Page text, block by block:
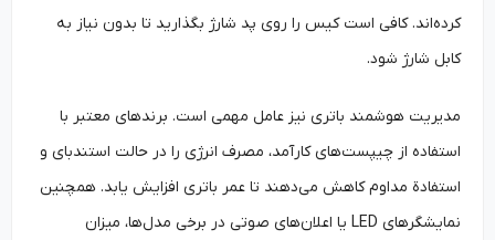
کرده‌اند. کافی است کیس را روی پد شارژ بگذارید تا بدون نیاز به
کابل شارژ شود.
مدیریت هوشمند باتری نیز عامل مهمی است. برندهای معتبر با
استفاده از چیپست‌های کارآمد، مصرف انرژی را در حالت استندبای و
استفادة مداوم کاهش می‌دهند تا عمر باتری افزایش یابد. همچنین
نمایشگرهای LED یا اعلان‌های صوتی در برخی مدل‌ها، میزان